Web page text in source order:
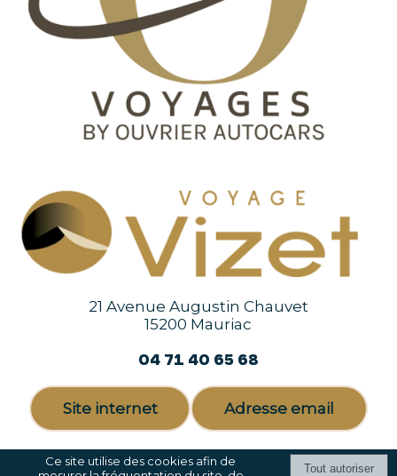
21 Avenue Augustin Chauvet
15200 Mauriac
04 71 40 65 68
Site internet Adresse email
Ce site utilise des cookies afin de